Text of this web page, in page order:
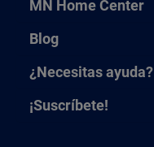
MN Home Center
Blog
¿Necesitas ayuda?
¡Suscríbete!